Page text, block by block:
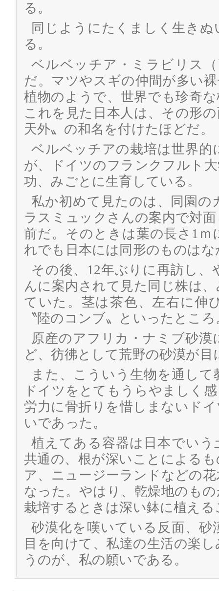
る。
同じようにたくましく生き
る。
ベルベッチア・ミラビリス（
だ。マツやスギの仲間が多い
植物のようで、世界でも珍奇
これを見た日本人は、その形
天外〟の和名を付けたほどだ。
ベルベッチアの栽培は世界
が、ドイツのフランクフルト
功、みごとに生育している。
私か初めて見たのは、同園
ラスミュックさんの案内で対
前だ。そのときは葉の長さ1
れでも日本には同形のものは
その後、12年ぶりに再訪し
んに案内されて見た同じ株は
ていた。茎は茶色、左右に伸
〝陸のコンブ〟といったところ
原産のアフリカ・ナミブ砂
ど、彷彿として荒野の砂漠が目
また、こういう生物を通し
ドイツをとてもうらやましく
労力に骨折りを惜しまないド
いであった。
植えてある容器は日本でい
共通の、根が深いことによる
ア、ニュージーランドなどの
なった。やはり、乾燥地のも
栽培するときは深い鉢に植え
砂漠化を嘆いている反面、
目を向けて、私達の生活の楽
うのが、私の願いである。